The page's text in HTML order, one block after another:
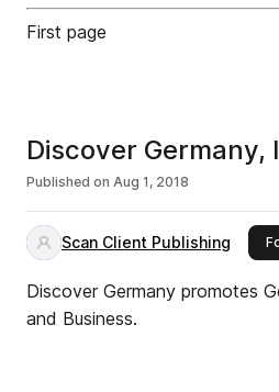
First page
Discover
Published on Aug 1, 2018
Scan Client Publishing
Discover Germany promotes
and Business.